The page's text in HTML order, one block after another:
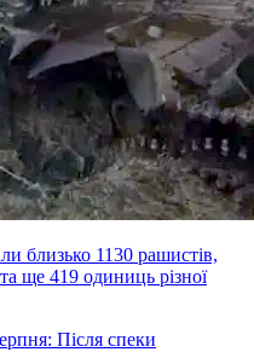
близько 1130 рашистів,
ще 419 одиниць різної